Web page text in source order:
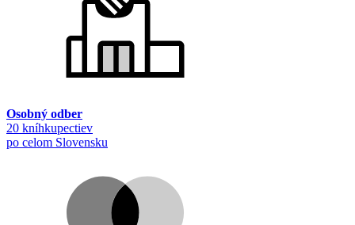
Osobný odber
20 kníhkupectiev
po celom Slovensku